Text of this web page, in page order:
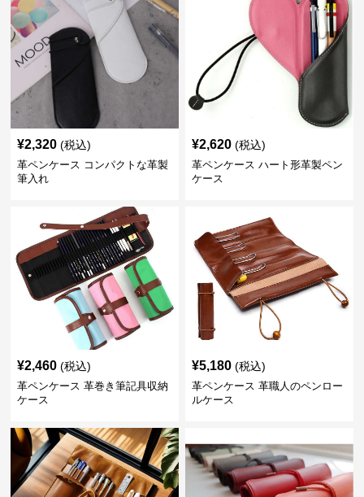
¥2,320 (税込)
革ペンケース コンパクトな革製
筆入れ
¥2,620 (税込)
革ペンケース ハート形革製ペン
ケース
¥2,460 (税込)
革ペンケース 革巻き筆記具収納
ケース
¥5,180 (税込)
革ペンケース 革職人のペンロー
ルケース